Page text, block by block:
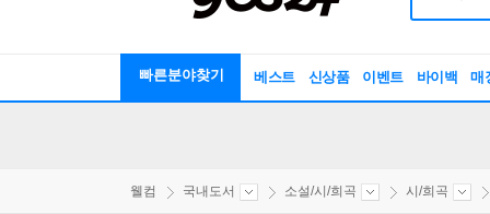
빠른분야찾기 베스트 신상품 이벤트 바이백 매
웰컴 국내도서 소설/시/희곡 시/희곡